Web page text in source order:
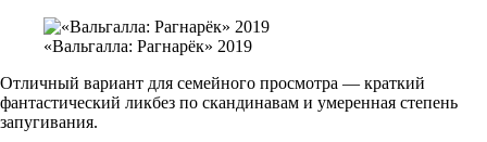
«Вальгалла: Рагнарёк» 2019
Отличный вариант для семейного просмотра — краткий
фантастический ликбез по скандинавам и умеренная степень
запугивания.